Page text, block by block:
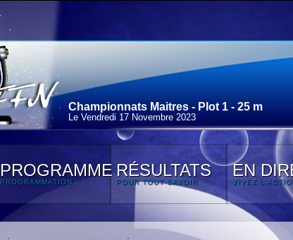
Championnats Maitres - Plot 1 - 25 m
Le Vendredi 17 Novembre 2023
PROGRAMME
PROGRAMMATION
RÉSULTATS
POUR TOUT SAVOIR
EN
VIVEZ